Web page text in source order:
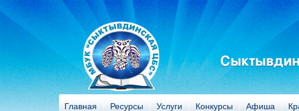
Главная Ресурсы Услуги Конкурсы Афиша